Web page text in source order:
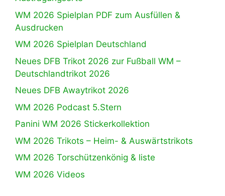
WM 2026 Spielplan PDF zum Ausfüllen &
Ausdrucken
WM 2026 Spielplan Deutschland
Neues DFB Trikot 2026 zur Fußball WM –
Deutschlandtrikot 2026
Neues DFB Awaytrikot 2026
WM 2026 Podcast 5.Stern
Panini WM 2026 Stickerkollektion
WM 2026 Trikots – Heim- & Auswärtstrikots
WM 2026 Torschützenkönig & liste
WM 2026 Videos